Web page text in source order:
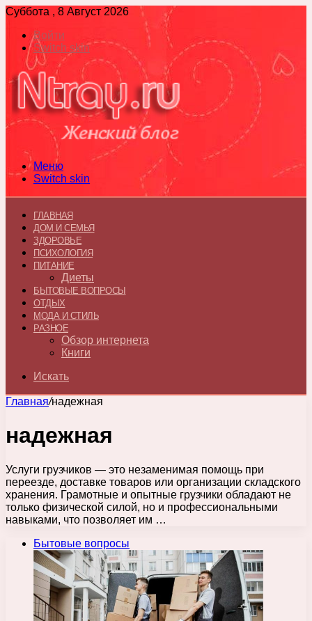
Суббота , 8 Август 2026
Войти
Switch skin
Меню
Switch skin
ГЛАВНАЯ
ДОМ И СЕМЬЯ
ЗДОРОВЬЕ
ПСИХОЛОГИЯ
ПИТАНИЕ
Диеты
БЫТОВЫЕ ВОПРОСЫ
ОТДЫХ
МОДА И СТИЛЬ
РАЗНОЕ
Обзор интернета
Книги
Искать
Главная/надежная
надежная
Услуги грузчиков — это незаменимая помощь при
переезде, доставке товаров или организации складского
хранения. Грамотные и опытные грузчики обладают не
только физической силой, но и профессиональными
навыками, что позволяет им …
Бытовые вопросы